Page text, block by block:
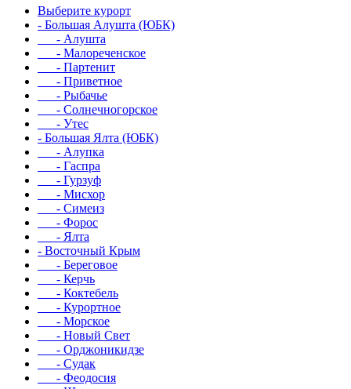
Выберите курорт
- Большая Алушта (ЮБК)
- Алушта
- Малореченское
- Партенит
- Приветное
- Рыбачье
- Солнечногорское
- Утес
- Большая Ялта (ЮБК)
- Алупка
- Гаспра
- Гурзуф
- Мисхор
- Симеиз
- Форос
- Ялта
- Восточный Крым
- Береговое
- Керчь
- Коктебель
- Курортное
- Морское
- Новый Свет
- Орджоникидзе
- Судак
- Феодосия